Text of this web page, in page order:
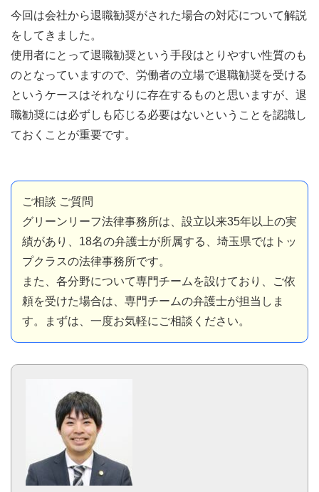
今回は会社から退職勧奨がされた場合の対応について解説
をしてきました。
使用者にとって退職勧奨という手段はとりやすい性質のも
のとなっていますので、労働者の立場で退職勧奨を受ける
というケースはそれなりに存在するものと思いますが、退
職勧奨には必ずしも応じる必要はないということを認識し
ておくことが重要です。
ご相談 ご質問
グリーンリーフ法律事務所は、設立以来35年以上の実
績があり、18名の弁護士が所属する、埼玉県ではトッ
プクラスの法律事務所です。
また、各分野について専門チームを設けており、ご依
頼を受けた場合は、専門チームの弁護士が担当しま
す。まずは、一度お気軽にご相談ください。